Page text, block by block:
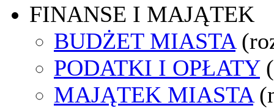
FINANSE I MAJĄTEK
BUDŻET MIASTA
PODATKI I OPŁATY
MAJĄTEK MIASTA